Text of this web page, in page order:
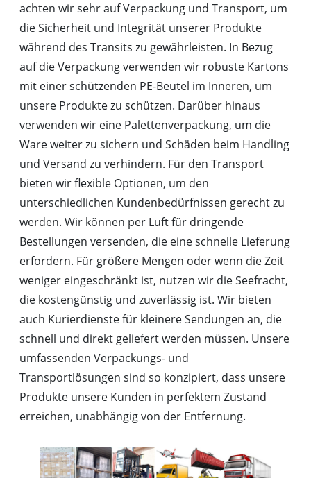
achten wir sehr auf Verpackung und Transport, um
die Sicherheit und Integrität unserer Produkte
während des Transits zu gewährleisten. In Bezug
auf die Verpackung verwenden wir robuste Kartons
mit einer schützenden PE-Beutel im Inneren, um
unsere Produkte zu schützen. Darüber hinaus
verwenden wir eine Palettenverpackung, um die
Ware weiter zu sichern und Schäden beim Handling
und Versand zu verhindern. Für den Transport
bieten wir flexible Optionen, um den
unterschiedlichen Kundenbedürfnissen gerecht zu
werden. Wir können per Luft für dringende
Bestellungen versenden, die eine schnelle Lieferung
erfordern. Für größere Mengen oder wenn die Zeit
weniger eingeschränkt ist, nutzen wir die Seefracht,
die kostengünstig und zuverlässig ist. Wir bieten
auch Kurierdienste für kleinere Sendungen an, die
schnell und direkt geliefert werden müssen. Unsere
umfassenden Verpackungs- und
Transportlösungen sind so konzipiert, dass unsere
Produkte unsere Kunden in perfektem Zustand
erreichen, unabhängig von der Entfernung.